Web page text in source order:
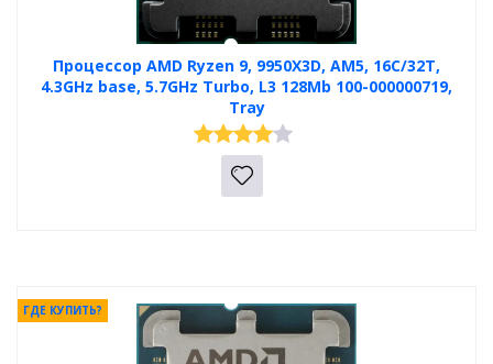
Процессор AMD Ryzen 9, 9950X3D, AM5, 16C/32T,
4.3GHz base, 5.7GHz Turbo, L3 128Mb 100-000000719,
Tray
ГДЕ КУПИТЬ?